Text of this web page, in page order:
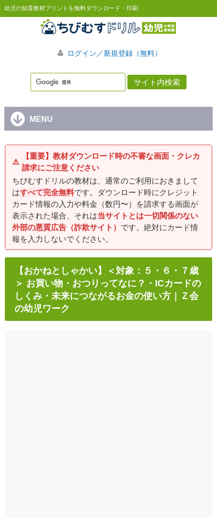
幼児の知育教材プリントを無料ダウンロード・印刷
ログイン／新規登録（無料）
MENU
⚠️
【重要】教材ダウンロード時の不審な画面・クレカ
請求にご注意ください
ちびむすドリルの教材は、通常のご利用におきまして
はすべて完全無料です。ダウンロード時にクレジット
カード情報の入力や料金（数円〜）を請求する画面が
表示された場合、それは当サイトとは一切関係のない
外部の悪質広告（詐欺サイト） です。絶対にカード情
報を入力しないでください。
【おかねとしゃかい】＜対象：５・６・７歳
＞ お買い物・おつりってなに？・ICカードの
しくみ・未来につながるお金の使い方｜Ｚ会
の幼児ワーク